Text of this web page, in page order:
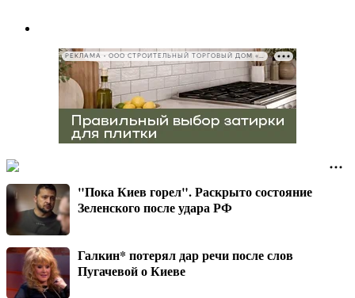
РЕКЛАМА • ООО СТРОИТЕЛЬНЫЙ ТОРГОВЫЙ ДОМ «ПЕТРОВИЧ», ИНН 7802348846
"Пока Киев горел". Раскрыто состояние
Зеленского после удара РФ
Галкин* потерял дар речи после слов
Пугачевой о Киеве